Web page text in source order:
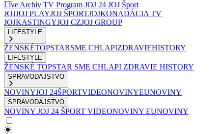
Live Archív TV Program JOJ 24 JOJ Šport
JOJJOJ PLAYJOJ ŠPORTJOJKONADÁCIA TV
JOJKASTINGYJOJ CZJOJ GROUP
LIFESTYLE
ŽENSKÉTOPSTARSME CHLAPIZDRAVIEHISTORY
LIFESTYLE
ŽENSKÉ TOPSTAR SME CHLAPI ZDRAVIE HISTORY
SPRAVODAJSTVO
NOVINYJOJ 24ŠPORTVIDEONOVINYEUNOVINY
SPRAVODAJSTVO
NOVINY JOJ 24 ŠPORT VIDEONOVINY EUNOVINY